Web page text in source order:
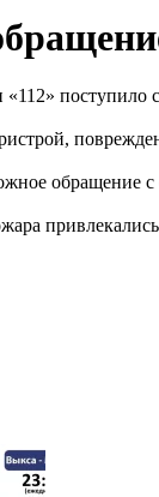
«112»
обращение с